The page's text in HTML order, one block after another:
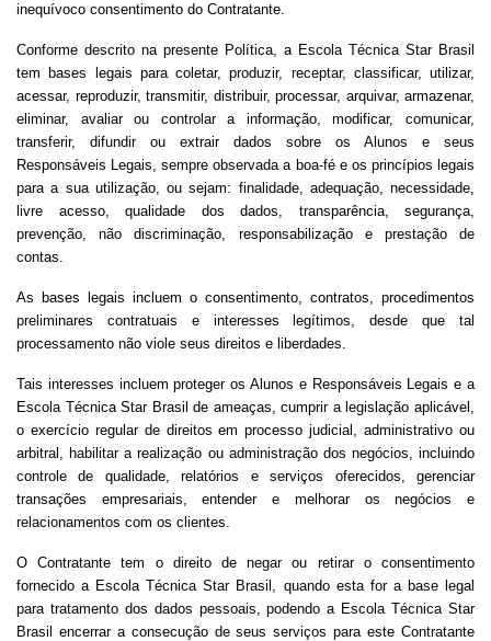
inequívoco consentimento do Contratante.
Conforme descrito na presente Política, a Escola Técnica Star Brasil
tem bases legais para coletar, produzir, receptar, classificar, utilizar,
acessar, reproduzir, transmitir, distribuir, processar, arquivar, armazenar,
eliminar, avaliar ou controlar a informação, modificar, comunicar,
transferir, difundir ou extrair dados sobre os Alunos e seus
Responsáveis Legais, sempre observada a boa-fé e os princípios legais
para a sua utilização, ou sejam: finalidade, adequação, necessidade,
livre acesso, qualidade dos dados, transparência, segurança,
prevenção, não discriminação, responsabilização e prestação de
contas.
As bases legais incluem o consentimento, contratos, procedimentos
preliminares contratuais e interesses legítimos, desde que tal
processamento não viole seus direitos e liberdades.
Tais interesses incluem proteger os Alunos e Responsáveis Legais e a
Escola Técnica Star Brasil de ameaças, cumprir a legislação aplicável,
o exercício regular de direitos em processo judicial, administrativo ou
arbitral, habilitar a realização ou administração dos negócios, incluindo
controle de qualidade, relatórios e serviços oferecidos, gerenciar
transações empresariais, entender e melhorar os negócios e
relacionamentos com os clientes.
O Contratante tem o direito de negar ou retirar o consentimento
fornecido a Escola Técnica Star Brasil, quando esta for a base legal
para tratamento dos dados pessoais, podendo a Escola Técnica Star
Brasil encerrar a consecução de seus serviços para este Contratante